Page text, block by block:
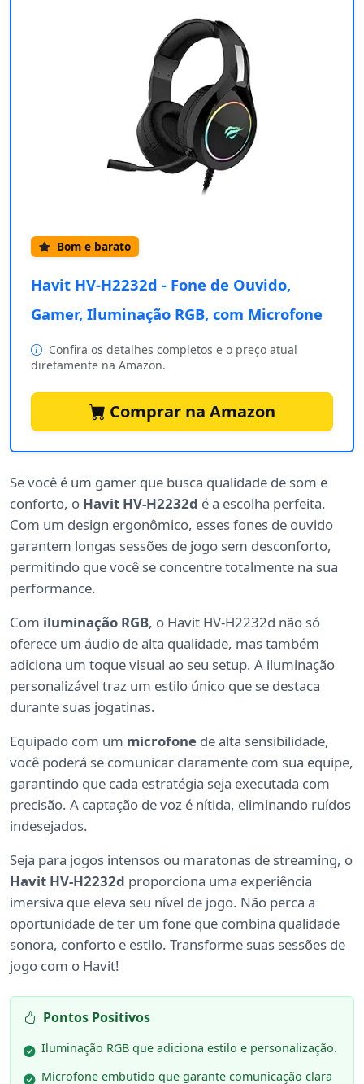
Bom e barato
Havit HV-H2232d - Fone de Ouvido,
Gamer, Iluminação RGB, com Microfone
Confira os detalhes completos e o preço atual
diretamente na Amazon.
Comprar na Amazon
Se você é um gamer que busca qualidade de som e
conforto, o Havit HV-H2232d é a escolha perfeita.
Com um design ergonômico, esses fones de ouvido
garantem longas sessões de jogo sem desconforto,
permitindo que você se concentre totalmente na sua
performance.
Com iluminação RGB, o Havit HV-H2232d não só
oferece um áudio de alta qualidade, mas também
adiciona um toque visual ao seu setup. A iluminação
personalizável traz um estilo único que se destaca
durante suas jogatinas.
Equipado com um microfone de alta sensibilidade,
você poderá se comunicar claramente com sua equipe,
garantindo que cada estratégia seja executada com
precisão. A captação de voz é nítida, eliminando ruídos
indesejados.
Seja para jogos intensos ou maratonas de streaming, o
Havit HV-H2232d proporciona uma experiência
imersiva que eleva seu nível de jogo. Não perca a
oportunidade de ter um fone que combina qualidade
sonora, conforto e estilo. Transforme suas sessões de
jogo com o Havit!
Pontos Positivos
Iluminação RGB que adiciona estilo e personalização.
Microfone embutido que garante comunicação clara